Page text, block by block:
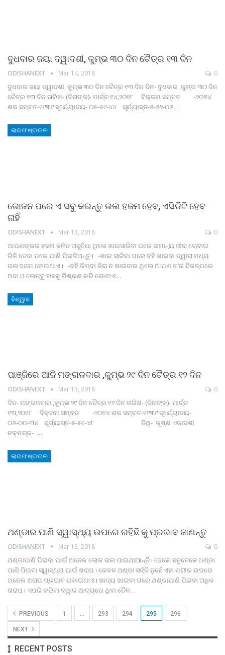
ବୁଧବାର ଜୟା ଦ୍ୱାଦଶୀ, କୁମ୍ଭ ୩୦ ଦିନ ଚୈତ୍ର ୧୩ ଦିନ
ODISHANEXT Mar 14, 2018 0
ବୁଧବାର ଜୟା ଦ୍ୱାଦଶୀ, କୁମ୍ଭ ୩୦ ଦିନ ଚୈତ୍ର ୧୩ ଦିନ ଦିନ- ବୁଧବାର ,କୁମ୍ଭ ୩୦ ଦିନ
ଚୈତ୍ର ୧୩ ଦିନ ତାରିଖ- (ଦିନାଙ୍କ)- ମାର୍ଚ୍ଚ ୧୪,୨୦୧୮ ବିକ୍ରମ ସମ୍ବତ -୨୦୭୪
ଶକ ସମ୍ବତ-୧୯୩୯ ସୂର୍ଯ୍ୟୋଦୟ- ୦୫-୫୯-୪୪ ସୂର୍ଯ୍ୟାସ୍ତ-୫-୫୨-୦୬…
ଲାଇଫଷ୍ଟାଇଲ
ଭୋଜନ ପରେ ଏ ସବୁ କରନ୍ତୁ ଭଲ ହଜମ ହେବ, ଏସିଡିଟି ହେବ
ନାହିଁ
ODISHANEXT Mar 13, 2018 0
ଆପଣଙ୍କର ହଜମ ଜନିତ ଅସୁବିଧା ଥିଲେ ଖାଇସାରିବା ପରେ ସାମାନ୍ୟ ଜୀରା ଚୋବାଇ
ଗିଳି ଦେବା ପରେ ପାଣି ପିଇଦିଅନ୍ତୁ। -ଖାଇ ସାରିବା ପରେ ଦହି ଖାଇବା ଦ୍ୱାରା ମଧ୍ୟ
ଭଲ ହଜମ ହୋଇଥାଏ। -ଦହି କିମ୍ବା ଜିରା ନ ଖାଇବାର ଥିଲେ ଆପଣ ତା’ର ବିକଳ୍ପରେ
ଅଦା ଓ ଲେମ୍ବୁ ରସକୁ ମିଶ୍ରଣ କରି ଗୋଟାଏ…
ବିଶ୍ୱାସ
ପାଞ୍ଜିରେ ଆଜି ମଙ୍ଗଳବାର ,କୁମ୍ଭ ୨୯ ଦିନ ଚୈତ୍ର ୧୨ ଦିନ
ODISHANEXT Mar 13, 2018 0
ଦିନ- ମଙ୍ଗଳବାର ,କୁମ୍ଭ ୨୯ ଦିନ ଚୈତ୍ର ୧୨ ଦିନ ତାରିଖ- (ଦିନାଙ୍କ)- ମାର୍ଚ୍ଚ
୧୩,୨୦୧୮ ବିକ୍ରମ ସମ୍ବତ -୨୦୭୪ ଶକ ସମ୍ବତ-୧୯୩୯ ସୂର୍ଯ୍ୟୋଦୟ-
୦୬-୦୦-୩୪ ସୂର୍ଯ୍ୟାସ୍ତ-୫-୫୧-୪୮ ତିଥି- କୃଷ୍ଣ ଏକାଦଶୀ
ନକ୍ଷତ୍ର- …
ଲାଇଫଷ୍ଟାଇଲ
ଥଣ୍ଡାର ପାଣି ସ୍ୱାସ୍ଥ୍ୟ ଉପରେ ରହିଛି କୁ ପ୍ରଭାବ ଜାଣନ୍ତୁ
ODISHANEXT Mar 13, 2018 0
ଥଣ୍ଡାପାଣି ପିଇବା ପାଇଁ ଅନେକ ଲୋକ ଭଲ ପାଇଥାଆନ୍ତି। ହେଲେ ସବୁବେଳେ ଥଣ୍ଡା
ପାଣି ପିଇବା ସ୍ୱାସ୍ଥ୍ୟ ପାଇଁ ଖରାପ। କେବଳ ଥଣ୍ଡା ସର୍ଦ୍ଦି ନୁହେଁ ଏହା ଶରୀର ଉପରେ
ଅନେକ ଖରାପ ପ୍ରଭାବ ପକାଇଥାଏ। ଖାଦ୍ୟ ଖାଇବା ପରେ ଥଣ୍ଡାପାଣି ପିଇବା ଅଧିକ
ଖରାପ। ଏପରି କରିବା ଦ୍ୱାର ଖାଦ୍ୟରେ ଥିବା ତୈଳ…
PREVIOUS 1 293 294 295 296
NEXT
RECENT POSTS